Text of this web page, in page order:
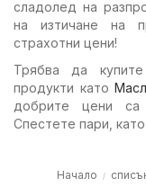
сладолед на
на изтичане на
страхотни цени!
Трябва да
продукти като
добрите цени
Спестете пари,
Начало